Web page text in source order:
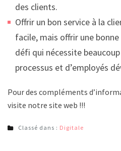
des clients.
Offrir un bon service à la
facile, mais offrir une
défi qui nécessite
processus et d’employés
Pour des compléments
visite notre site web !!!
Classé dans : Digitale